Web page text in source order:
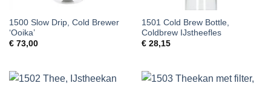
1500 Slow Drip, Cold Brewer
‘Ooika’
€73,00
1501 Cold Brew Bottle,
Coldbrew IJstheefles
€28,15